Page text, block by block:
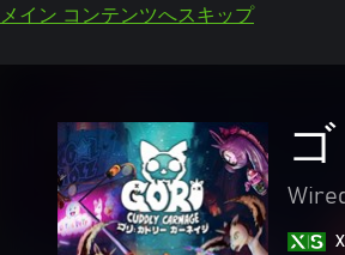
メイン コンテンツへスキップ